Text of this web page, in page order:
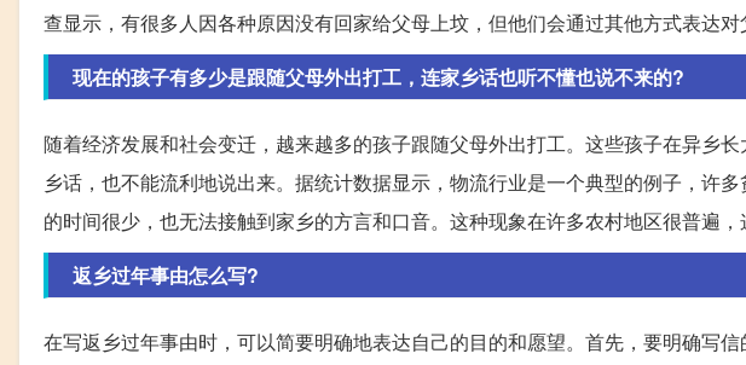
查显示，有很多人因各种原因没有回家给父母上坟，但他们会通过其他方式表达对
现在的孩子有多少是跟随父母外出打工，连家乡话也听不懂也说不来的?
随着经济发展和社会变迁，越来越多的孩子跟随父母外出打工。这些孩子在异乡
乡话，也不能流利地说出来。据统计数据显示，物流行业是一个典型的例子，许
的时间很少，也无法接触到家乡的方言和口音。这种现象在许多农村地区很普遍，
返乡过年事由怎么写?
在写返乡过年事由时，可以简要明确地表达自己的目的和愿望。首先，要明确写